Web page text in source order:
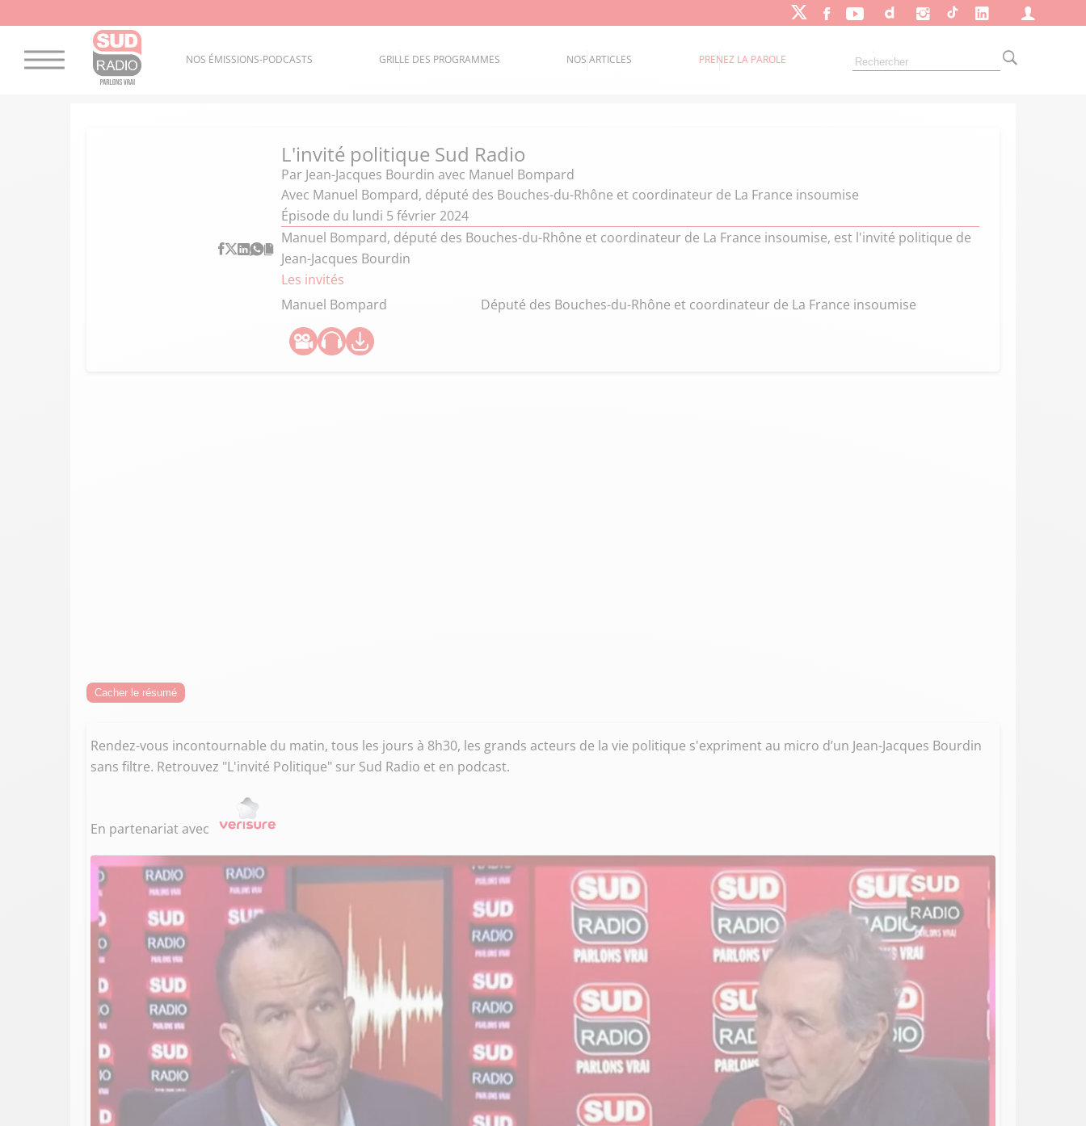
NOS ÉMISSIONS-PODCASTS GRILLE DES PROGRAMMES NOS ARTICLES PRENEZ LA PAROLE
L'invité politique Sud Radio
Par Jean-Jacques Bourdin avec Manuel Bompard
Avec Manuel Bompard, député des Bouches-du-Rhône et coordinateur de La France insoumise
Épisode du lundi 5 février 2024
Manuel Bompard, député des Bouches-du-Rhône et coordinateur de La France insoumise, est l'invité politique de
Jean-Jacques Bourdin
Les invités
Manuel Bompard
Député des Bouches-du-Rhône et coordinateur de La France insoumise
Cacher le résumé
Rendez-vous incontournable du matin, tous les jours à 8h30, les grands acteurs de la vie politique s'expriment au micro d’un Jean-Jacques Bourdin
sans filtre. Retrouvez "L'invité Politique" sur Sud Radio et en podcast.
En partenariat avec